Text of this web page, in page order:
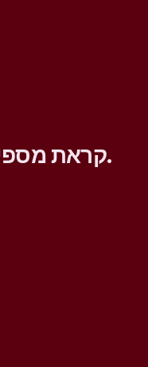
קראת מספיק. עכשיו כדאי לגלות.